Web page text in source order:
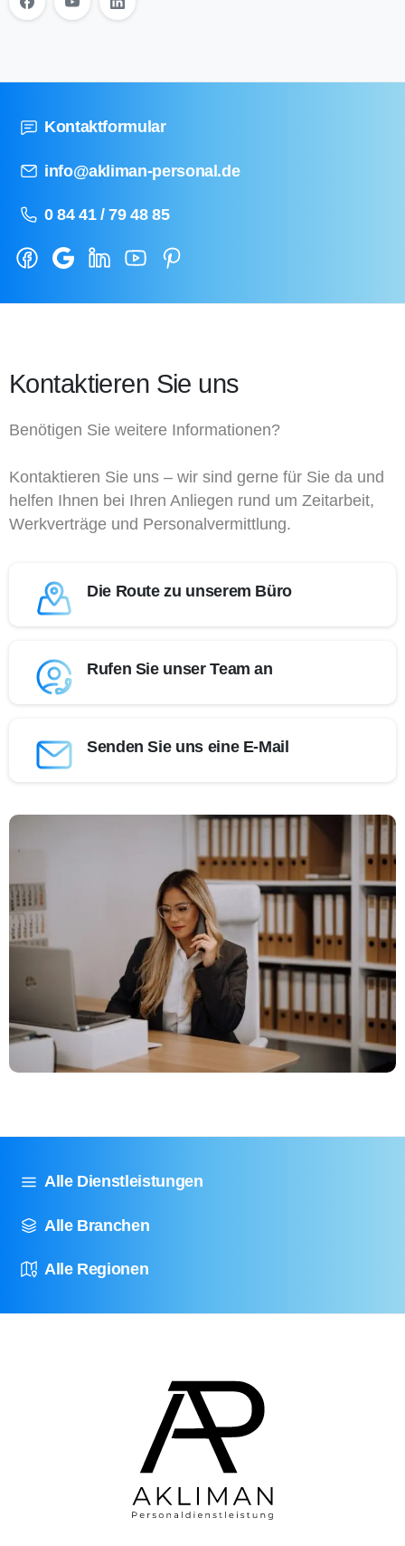
Kontaktformular
info@akliman-personal.de
0 84 41 / 79 48 85
Kontaktieren Sie uns
Benötigen Sie weitere Informationen?
Kontaktieren Sie uns – wir sind gerne für Sie da und
helfen Ihnen bei Ihren Anliegen rund um Zeitarbeit,
Werkverträge und Personalvermittlung.
Die Route zu unserem Büro
Rufen Sie unser Team an
Senden Sie uns eine E-Mail
Alle Dienstleistungen
Alle Branchen
Alle Regionen